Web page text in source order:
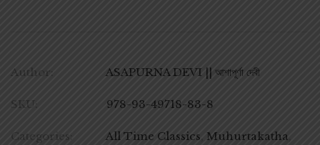
Author: ASAPURNA DEVI || আশাপূর্ণা দেবী
SKU: 978-93-49718-83-8
Categories: All Time Classics, Muhurtakatha,